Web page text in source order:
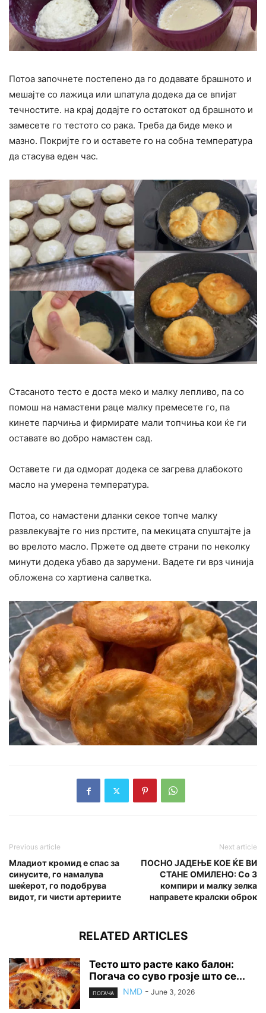
Потоа започнете постепено да го додавате брашното и
мешајте со лажица или шпатула додека да се впијат
течностите. на крај додајте го остатокот од брашното и
замесете го тестото со рака. Треба да биде меко и
мазно. Покријте го и оставете го на собна температура
да стасува еден час.
Стасаното тесто е доста меко и малку лепливо, па со
помош на намастени раце малку премесете го, па
кинете парчиња и фирмирате мали топчиња кои ќе ги
оставате во добро намастен сад.
Оставете ги да одморат додека се загрева длабокото
масло на умерена температура.
Потоа, со намастени дланки секое топче малку
развлекувајте го низ прстите, па мекицата спуштајте ја
во врелото масло. Пржете од двете страни по неколку
минути додека убаво да зарумени. Вадете ги врз чинија
обложена со хартиена салветка.
Previous article
Младиот кромид е спас за
синусите, го намалува
шеќерот, го подобрува
видот, ги чисти артериите
Next article
ПОСНО ЈАДЕЊЕ КОЕ ЌЕ ВИ
СТАНЕ ОМИЛЕНО: Со 3
компири и малку зелка
направете кралски оброк
RELATED ARTICLES
Тесто што расте како балон:
Погача со суво грозје што се...
ПОГАЧА NMD - June 3, 2026